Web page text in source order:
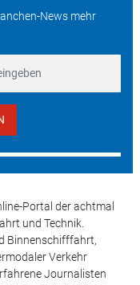
News mehr
Portal der achtmal
und Technik.
Binnenschifffahrt,
Verkehr
Journalisten